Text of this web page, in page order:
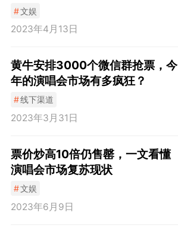
#文娱
2023年4月13日
黄牛安排3000个微信群抢票，今
年的演唱会市场有多疯狂？
#线下渠道
2023年3月31日
票价炒高10倍仍售罄，一文看懂
演唱会市场复苏现状
#文娱
2023年6月9日